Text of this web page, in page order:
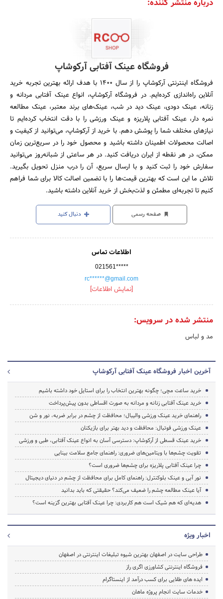
فروشگاه عینک آفتابی آرکوشاپ
فروشگاه اینترنتی آرکوشاپ را از سال ۱۴۰۰ با هدف ارائه بهترین تجربه خرید
آنلاین راه‌اندازی کرده‌ایم. در فروشگاه آرکوشاپ، انواع عینک آفتابی مردانه و
زنانه، عینک دودی، عینک دید در شب، عینک‌های برند معتبر، عینک مطالعه
نمره دار، عینک آفتابی پلاریزه و عینک ورزشی را با دقت انتخاب کرده‌ایم تا
نیازهای مختلف شما را پوشش دهم. با خرید از آرکوشاپ، می‌توانید از کیفیت و
اصالت محصولات اطمینان داشته باشید و محصول خود را در سریع‌ترین زمان
ممکن، در هر نقطه از ایران دریافت کنید. در هر ساعتی از شبانه‌روز می‌توانید
سفارش خود را ثبت کنید و با ارسال سریع، آن را درب منزل تحویل بگیرید.
تلاش ما این است که بهترین قیمت‌ها را با تضمین اصالت کالا برای شما فراهم
کنیم تا تجربه‌ای مطمئن و لذت‌بخش از خرید آنلاین داشته باشید.
صفحه رسمی دنبال کنید
اطلاعات تماس
021561*****
rc******@gmail.com
[نمایش اطلاعات]
منتشر شده در سرویس:
مد و لباس
آخرین اخبار فروشگاه عینک آفتابی آرکوشاپ
خرید ساعت مچی؛ چگونه بهترین انتخاب را برای استایل خود داشته باشیم
خرید عینک آفتابی زنانه و مردانه به صورت اقساطی بدون پیش‌پرداخت
راهنمای خرید عینک ورزشی والیبال؛ محافظت از چشم در برابر ضربه، نور و شن
عینک ورزشی فوتبال: محافظت و دید بهتر برای بازیکنان
خرید عینک قسطی از آرکوشاپ: دسترسی آسان به انواع عینک آفتابی، طبی و ورزشی
تقویت چشم‌ها با ویتامین‌های ضروری: راهنمای جامع سلامت بینایی
چرا عینک آفتابی پلاریزه برای چشم‌ها ضروری است؟
نور آبی و عینک بلوکنترل: راهنمای کامل برای محافظت از چشم در دنیای دیجیتال
آیا عینک مطالعه چشم را ضعیف می‌کند؟ حقیقتی که باید بدانید
هدیه‌ای که هم شیک است هم کاربردی: چرا عینک آفتابی بهترین گزینه است؟
اخبار ویژه
طراحی سایت در اصفهان بهترین شیوه تبلیغات اینترنتی در اصفهان
فروشگاه اینترنتی کشاورزی اگری راز
ایده های طلایی برای کسب درآمد از اینستاگرام
خدمات سایت انجام پروژه ماهان